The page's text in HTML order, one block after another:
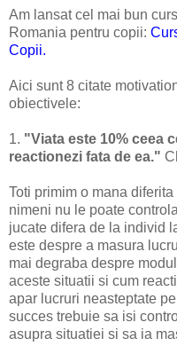
Am lansat cel mai bun
Romania pentru copii:
Copii.
Aici sunt 8 citate
obiectivele:
1. "Viata este 10% ceea
reactionezi fata de ea."
Toti primim o mana
nimeni nu le poate
jucate difera de la individ
este despre a masura
mai degraba despre
aceste situatii si cum
apar lucruri neasteptate
succes trebuie sa isi
asupra situatiei si sa ia